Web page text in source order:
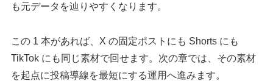
も元データを辿りやすくなります。
この 1 本があれば、X の固定ポストにも Shorts にも
TikTok にも同じ素材で回せます。次の章では、その素材
を起点に投稿導線を最短にする運用へ進みます。